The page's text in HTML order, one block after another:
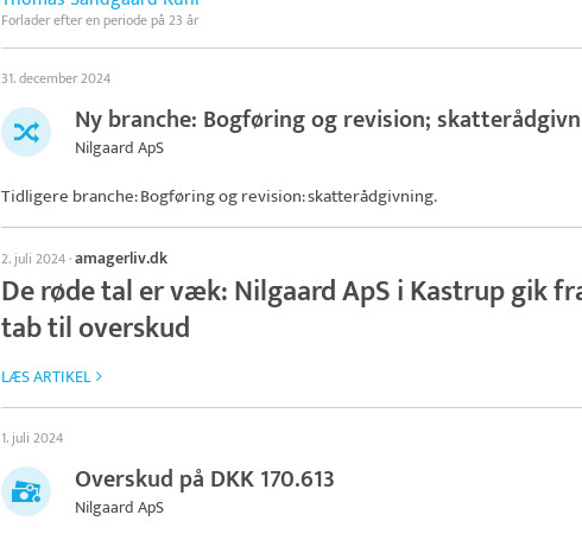
Forlader efter en periode på 23 år
31. december 2024
Ny branche: Bogføring og revision;
Nilgaard ApS
Tidligere branche: Bogføring og revision: skatterådgivning.
2. juli 2024·amagerliv.dk
De røde tal er væk: Nilgaard ApS i Kastrup gik
tab til overskud
LÆS ARTIKEL
1. juli 2024
Overskud på DKK 170.613
Nilgaard ApS